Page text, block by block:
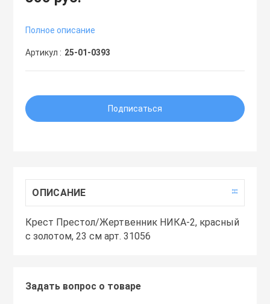
Полное описание
Артикул 25-01-0393
Подписаться
ОПИСАНИЕ
Крест Престол/Жертвенник НИКА-2, красный
с золотом, 23 см арт. 31056
Задать вопрос о товаре